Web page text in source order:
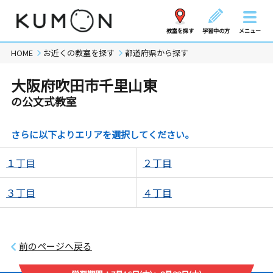
教室を探す 学習中の方 メニュー
HOME お近くの教室を探す 都道府県から探す
大阪府吹田市千里山東
の公文式教室
さらに以下よりエリアを選択してください。
１丁目 ２丁目
３丁目 ４丁目
前のページへ戻る